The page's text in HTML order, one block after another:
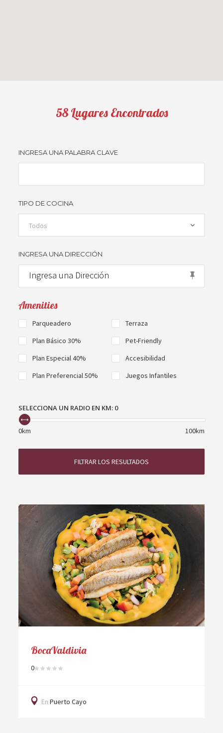
58Lugares Encontrados
INGRESA UNA PALABRA CLAVE
TIPO DE COCINA
Todos
INGRESA UNA DIRECCIÓN
Amenities
Parqueadero
Plan Básico 30%
Plan Especial 40%
Plan Preferencial 50%
Terraza
Pet-Friendly
Accesibilidad
Juegos Infantiles
SELECCIONA UN RADIO EN KM: 0
0km 100km
FILTRAR LOS RESULTADOS
BocaValdivia
0
En Puerto Cayo